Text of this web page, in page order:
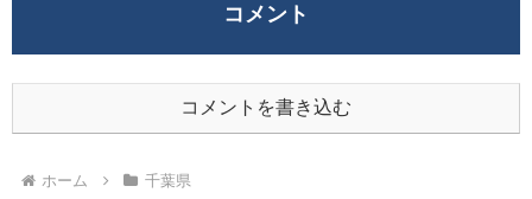
コメント
コメントを書き込む
ホーム 千葉県